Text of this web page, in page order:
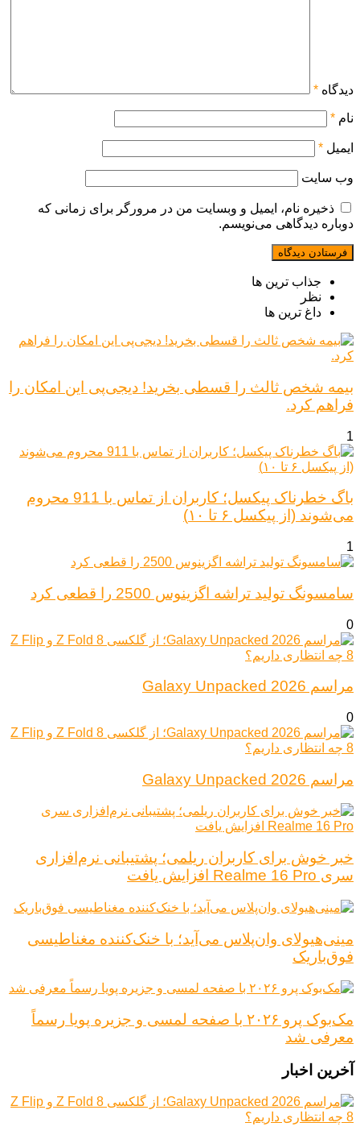
دیدگاه *
نام *
ایمیل *
وب‌ سایت
ذخیره نام، ایمیل و وبسایت من در مرورگر برای زمانی که
دوباره دیدگاهی می‌نویسم.
جذاب ترین ها
نظر
داغ ترین ها
بیمه شخص ثالث را قسطی بخرید! دیجی‌پی این امکان را
فراهم کرد.
1
باگ خطرناک پیکسل؛ کاربران از تماس با 911 محروم
می‌شوند (از پیکسل ۶ تا ۱۰)
1
سامسونگ تولید تراشه اگزینوس 2500 را قطعی کرد
0
مراسم Galaxy Unpacked 2026
0
مراسم Galaxy Unpacked 2026
خبر خوش برای کاربران ریلمی؛ پشتیبانی نرم‌افزاری
سری Realme 16 Pro افزایش یافت
مینی‌هیولای وان‌پلاس می‌آید؛ با خنک‌کننده مغناطیسی
فوق‌باریک
مک‌بوک پرو ۲۰۲۶ با صفحه لمسی و جزیره پویا رسماً
معرفی شد
آخرین اخبار